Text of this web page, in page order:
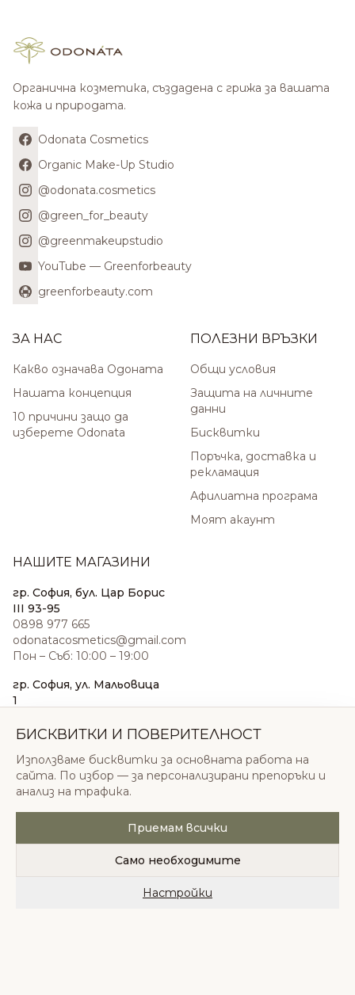
Органична козметика, създадена с грижа за вашата
кожа и природата.
Odonata Cosmetics
Organic Make-Up Studio
@odonata.cosmetics
@green_for_beauty
@greenmakeupstudio
YouTube — Greenforbeauty
greenforbeauty.com
ЗА НАС
Какво означава Одоната
Нашата концепция
10 причини защо да
изберете Odonata
ПОЛЕЗНИ ВРЪЗКИ
Общи условия
Защита на личните
данни
Бисквитки
Поръчка, доставка и
рекламация
Афилиатна програма
Моят акаунт
НАШИТЕ МАГАЗИНИ
гр. София, бул. Цар Борис
III 93-95
0898 977 665
odonatacosmetics@gmail.com
Пон – Съб: 10:00 – 19:00
гр. София, ул. Мальовица
1
sales@odonatacosmetics.com
Нед: 11:00 – 18:00
© 2026 Одоната Козметикс ООД. Всички права
запазени.
Политика за поверителностОбщи условия
БИСКВИТКИ И ПОВЕРИТЕЛНОСТ
Използваме бисквитки за основната работа на
сайта. По избор — за персонализирани препоръки и
анализ на трафика.
Приемам всички
Само необходимите
Настройки